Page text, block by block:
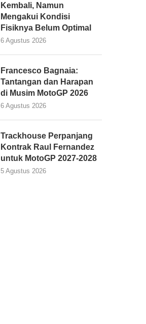
Kembali, Namun
Mengakui Kondisi
Fisiknya Belum Optimal
6 Agustus 2026
Francesco Bagnaia:
Tantangan dan Harapan
di Musim MotoGP 2026
6 Agustus 2026
Trackhouse Perpanjang
Kontrak Raul Fernandez
untuk MotoGP 2027-2028
5 Agustus 2026